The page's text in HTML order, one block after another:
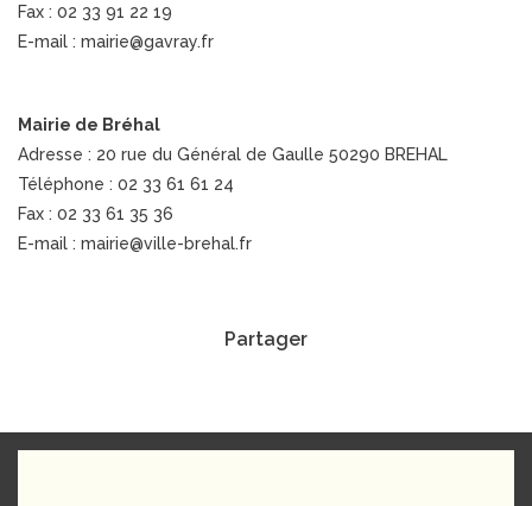
Fax : 02 33 91 22 19
E-mail : mairie@gavray.fr
Mairie de Bréhal
Adresse : 20 rue du Général de Gaulle 50290 BREHAL
Téléphone : 02 33 61 61 24
Fax : 02 33 61 35 36
E-mail : mairie@ville-brehal.fr
Partager